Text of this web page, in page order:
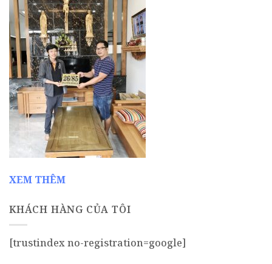
XEM THÊM
KHÁCH HÀNG CỦA TÔI
[trustindex no-registration=google]